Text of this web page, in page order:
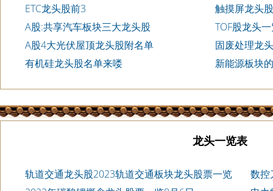
ETC龙头股前3
触摸屏龙头
A股:共享汽车板块三大龙头股
TOF股龙头
A股4大光伏屋顶龙头股附名单
固废处理龙
有机硅龙头股名单来喽
新能源板块
龙头一览表
轨道交通龙头股2023轨道交通板块龙头股票一览
数控